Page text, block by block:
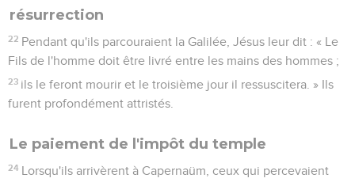
résurrection
22 Pendant qu'ils parcouraient la Galilée, Jésus leur dit : « Le
Fils de l'homme doit être livré entre les mains des hommes ;
23 ils le feront mourir et le troisième jour il ressuscitera. » Ils
furent profondément attristés.
Le paiement de l'impôt du temple
24 Lorsqu'ils arrivèrent à Capernaüm, ceux qui percevaient